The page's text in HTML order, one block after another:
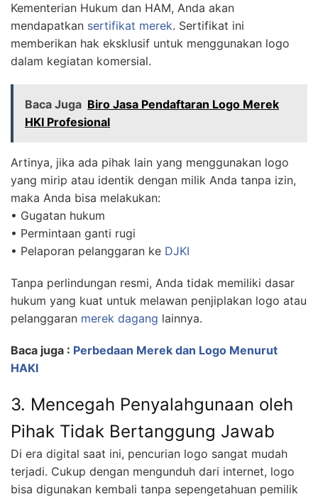
Kementerian Hukum dan HAM, Anda akan
mendapatkan sertifikat merek. Sertifikat ini
memberikan hak eksklusif untuk menggunakan logo
dalam kegiatan komersial.
Baca Juga Biro Jasa Pendaftaran Logo Merek
HKI Profesional
Artinya, jika ada pihak lain yang menggunakan logo
yang mirip atau identik dengan milik Anda tanpa izin,
maka Anda bisa melakukan:
• Gugatan hukum
• Permintaan ganti rugi
• Pelaporan pelanggaran ke DJKI
Tanpa perlindungan resmi, Anda tidak memiliki dasar
hukum yang kuat untuk melawan penjiplakan logo atau
pelanggaran merek dagang lainnya.
Baca juga : Perbedaan Merek dan Logo Menurut
HAKI
3. Mencegah Penyalahgunaan oleh
Pihak Tidak Bertanggung Jawab
Di era digital saat ini, pencurian logo sangat mudah
terjadi. Cukup dengan mengunduh dari internet, logo
bisa digunakan kembali tanpa sepengetahuan pemilik